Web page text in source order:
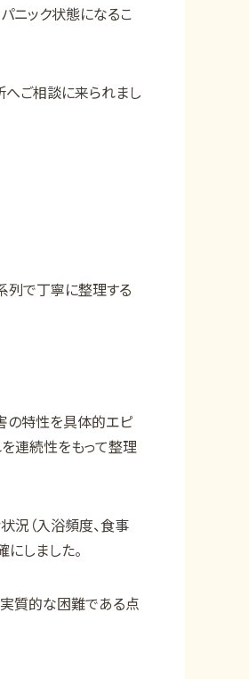
ニック状態になるこ
へご相談に来られまし
列で丁寧に整理する
の特性を具体的エピ
連続性をもって整理
況（入浴頻度、食事
しました。
質的な困難である点